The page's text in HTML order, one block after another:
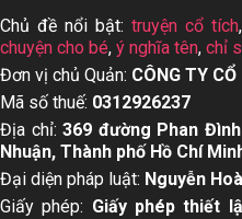
Chủ đề nổi bật:truyện cổ tích,
chuyện cho bé, ý nghĩa tên, chỉ
Đơn vị chủ Quản: CÔNG TY
Mã số thuế: 0312926237
Địa chỉ:369 đường Phan
Nhuận, Thành phố Hồ Chí
Đại diện pháp luật: Nguyễn
Giấy phép: Giấy phép thiết